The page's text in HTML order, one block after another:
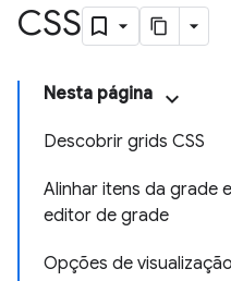
CSS
Nesta página
Descobrir grids CSS
Alinhar itens da grade
editor de grade
Opções de